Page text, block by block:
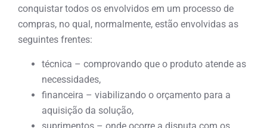
conquistar todos os envolvidos em um processo de
compras, no qual, normalmente, estão envolvidas as
seguintes frentes:
técnica – comprovando que o produto atende as
necessidades,
financeira – viabilizando o orçamento para a
aquisição da solução,
suprimentos – onde ocorre a disputa com os